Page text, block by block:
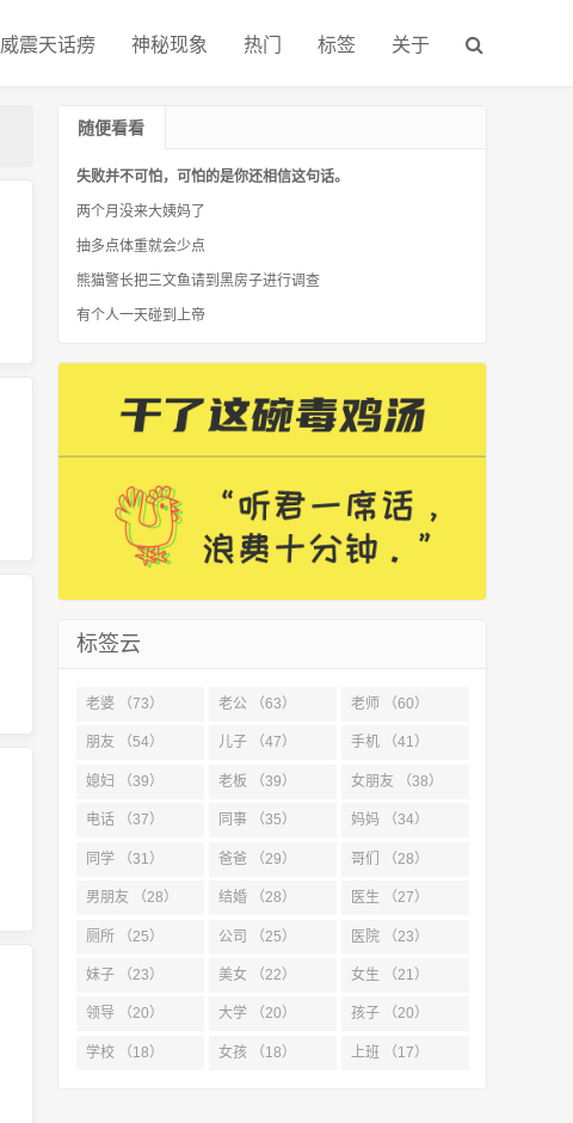
威震天话痨 神秘现象 热门 标签 关于
随便看看
失败并不可怕，可怕的是你还相信这句话。
两个月没来大姨妈了
抽多点体重就会少点
熊猫警长把三文鱼请到黑房子进行调查
有个人一天碰到上帝
标签云
老婆 （73） 老公 （63） 老师 （60）
朋友 （54） 儿子 （47） 手机 （41）
媳妇 （39） 老板 （39） 女朋友 （38）
电话 （37） 同事 （35） 妈妈 （34）
同学 （31） 爸爸 （29） 哥们 （28）
男朋友 （28） 结婚 （28） 医生 （27）
厕所 （25） 公司 （25） 医院 （23）
妹子 （23） 美女 （22） 女生 （21）
领导 （20） 大学 （20） 孩子 （20）
学校 （18） 女孩 （18） 上班 （17）